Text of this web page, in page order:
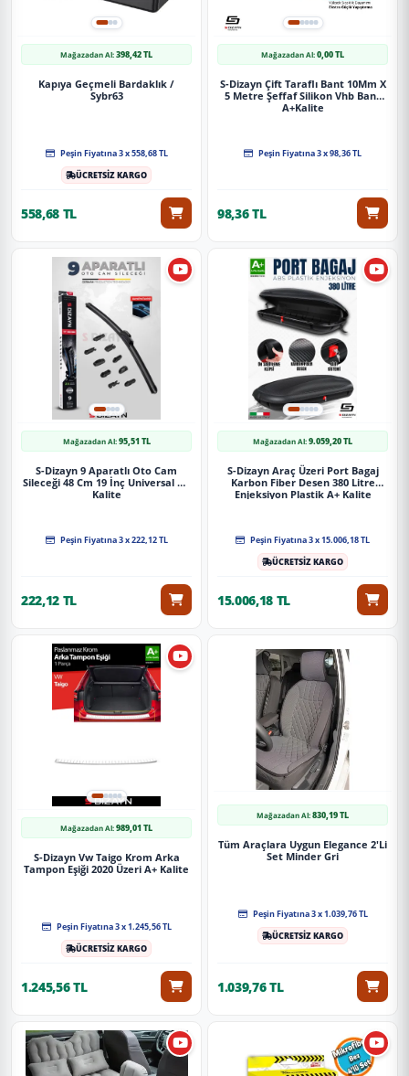
Mağazadan Al:398,42 TL
Kapıya Geçmeli Bardaklık /
Sybr63
Peşin Fiyatına 3 x 558,68 TL
ÜCRETSİZ KARGO
558,68 TL
Mağazadan Al:0,00 TL
S-Dizayn Çift Taraflı Bant 10Mm X
5 Metre Şeffaf Silikon Vhb Bant
A+Kalite
Peşin Fiyatına 3 x 98,36 TL
98,36 TL
Mağazadan Al:95,51 TL
S-Dizayn 9 Aparatlı Oto Cam
Sileceği 48 Cm 19 İnç Universal A+
Kalite
Peşin Fiyatına 3 x 222,12 TL
222,12 TL
Mağazadan Al:9.059,20 TL
S-Dizayn Araç Üzeri Port Bagaj
Karbon Fiber Desen 380 Litre
Enjeksiyon Plastik A+ Kalite
Peşin Fiyatına 3 x 15.006,18 TL
ÜCRETSİZ KARGO
15.006,18 TL
Mağazadan Al:989,01 TL
S-Dizayn Vw Taigo Krom Arka
Tampon Eşiği 2020 Üzeri A+ Kalite
Peşin Fiyatına 3 x 1.245,56 TL
ÜCRETSİZ KARGO
1.245,56 TL
Mağazadan Al:830,19 TL
Tüm Araçlara Uygun Elegance 2'Li
Set Minder Gri
Peşin Fiyatına 3 x 1.039,76 TL
ÜCRETSİZ KARGO
1.039,76 TL